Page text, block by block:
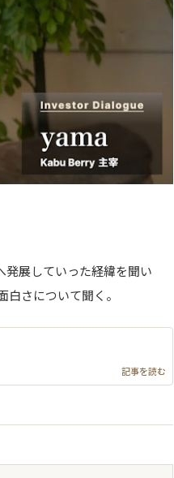
展していった経緯を聞い
さについて聞く。
記事を読む